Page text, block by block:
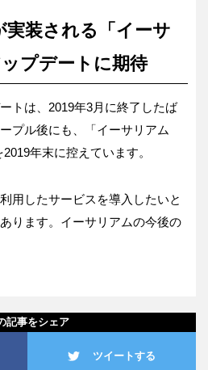
装される「イーサ
プデートに期待
トは、2019年3月に終了したば
プル後にも、「イーサリアム
年末に控えています。
用したサービスを導入したいと
ります。イーサリアムの今後の
記事をシェア
ツイートする